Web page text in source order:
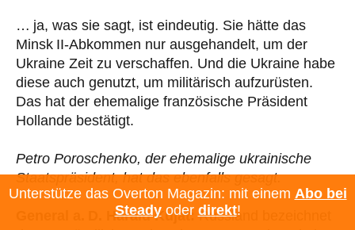
… ja, was sie sagt, ist eindeutig. Sie hätte das
Minsk II-Abkommen nur ausgehandelt, um der
Ukraine Zeit zu verschaffen. Und die Ukraine habe
diese auch genutzt, um militärisch aufzurüsten.
Das hat der ehemalige französische Präsident
Hollande bestätigt.
Petro Poroschenko, der ehemalige ukrainische
Staatspräsident, hat das ebenfalls gesagt.
General a. D. Harald Kujat: Russland bezeichnet
Unterstütze das Overton Magazin: mit einem Abo bei
Steadyoder direkt!